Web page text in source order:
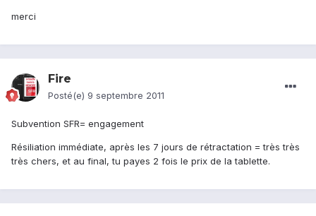
merci
Fire
Posté(e) 9 septembre 2011
Subvention SFR= engagement
Résiliation immédiate, après les 7 jours de rétractation = très très
très chers, et au final, tu payes 2 fois le prix de la tablette.